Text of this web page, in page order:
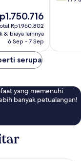
Rp1.960.802
& biaya lainnya
6 Sep - 7 Sep
serupa
yang memenuhi
banyak petualangan!